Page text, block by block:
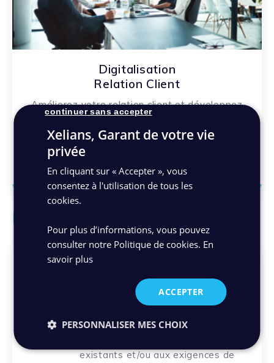
Digitalisation
Relation Client
Améliorez votre relation client et développez
vos ventes via une transformation digitale
efficace !
Les bénéfices
Personnalisation
Chaque entreprise dispose d’une
gestion de sa politique RH qui lui est
C’est la raison pour laquelle nos
existants et/ou aux exigences de
Xelians, Garant de votre vie
privée
En cliquant sur « Accepter », vous
consentez à l'utilisation de tous les
cookies.
Pour plus d’informations, vous pouvez
consulter notre Politique de cookies. En
savoir plus
ACCEPTER
continuer sans accepter
PERSONNALISER MES CHOIX